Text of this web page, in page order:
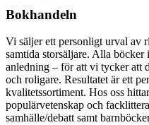
Bokhandeln
Vi säljer ett personligt urval av
samtida storsäljare. Alla
anledning – för att vi tycker att
och roligare. Resultatet är ett
kvalitetssortiment. Hos oss
populärvetenskap och
samhälle/debatt samt